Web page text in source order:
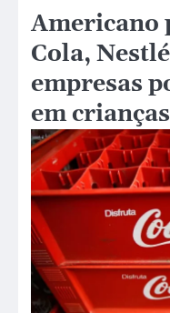
Americano
Cola,
empresas
em crianças